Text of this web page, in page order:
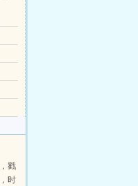
人
下
起
，
，
，
戳
时